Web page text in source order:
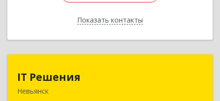
Показать контакты
Назад
IT Решения
Невьянск